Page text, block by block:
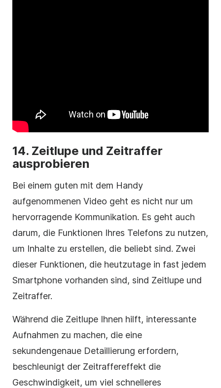
14. Zeitlupe und Zeitraffer
ausprobieren
Bei einem guten mit dem Handy
aufgenommenen Video geht es nicht nur um
hervorragende Kommunikation. Es geht auch
darum, die Funktionen Ihres Telefons zu nutzen,
um Inhalte zu erstellen, die beliebt sind. Zwei
dieser Funktionen, die heutzutage in fast jedem
Smartphone vorhanden sind, sind Zeitlupe und
Zeitraffer.
Während die Zeitlupe Ihnen hilft, interessante
Aufnahmen zu machen, die eine
sekundengenaue Detaillierung erfordern,
beschleunigt der Zeitraffereffekt die
Geschwindigkeit, um viel schnelleres